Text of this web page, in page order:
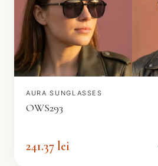
AURA SUNGLASSES
OWS293
241.37 lei